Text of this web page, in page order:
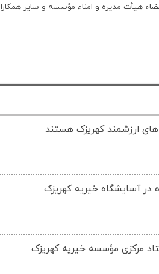
هیأت مدیره و امناء مؤسسه و سایر
ارزشمند کهریزک هستند
مرکزی مؤسسه خیریه کهریزک